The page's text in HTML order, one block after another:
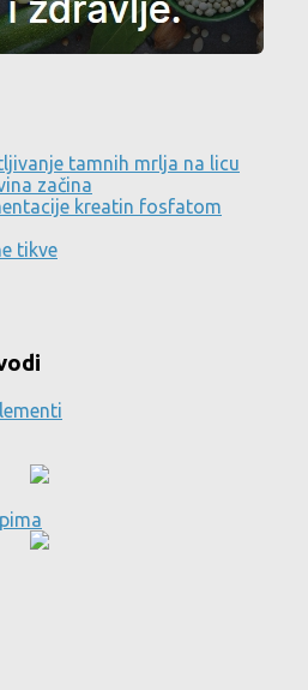
tamnih mrlja na licu
začina
kreatin fosfatom
tikve